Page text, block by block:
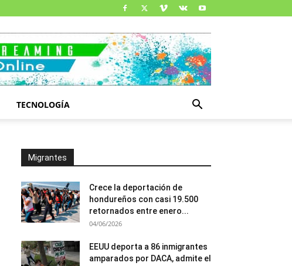
TECNOLOGÍA
Migrantes
Crece la deportación de
hondureños con casi 19.500
retornados entre enero...
04/06/2026
EEUU deporta a 86 inmigrantes
amparados por DACA, admite el